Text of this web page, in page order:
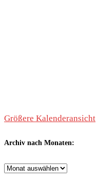
Größere Kalenderansicht
Archiv nach Monaten:
Archiv